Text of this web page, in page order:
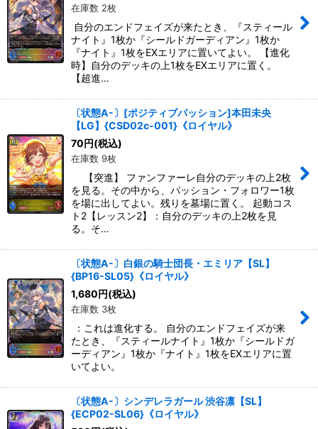
在庫数 2枚
自分のエンドフェイズが来たとき、『スティール
ナイト』1枚か『シールドガーディアン』1枚か
『ナイト』1枚をEXエリアに置いてよい。 【進化
時】自分のデッキの上1枚をEXエリアに置く。
【超進…
〔状態A-〕[ポジティブパッション]本田未央
【LG】{CSD02c-001}《ロイヤル》
70円(税込)
在庫数 9枚
【突進】 ファンファーレ自分のデッキの上2枚
を見る。その中から、パッション・フォロワー1枚
を場に出してよい。残りを墓場に置く。 起動コス
ト2【レッスン2】：自分のデッキの上2枚を見
る。そ…
〔状態A-〕白銀の騎士団長・エミリア【SL】
{BP16-SL05}《ロイヤル》
1,680円(税込)
在庫数 3枚
：これは進化する。 自分のエンドフェイズが来
たとき、『スティールナイト』1枚か『シールドガ
ーディアン』1枚か『ナイト』1枚をEXエリアに置
いてよい。
〔状態A-〕シンデレラガール 渋谷凛【SL】
{ECP02-SL06}《ロイヤル》